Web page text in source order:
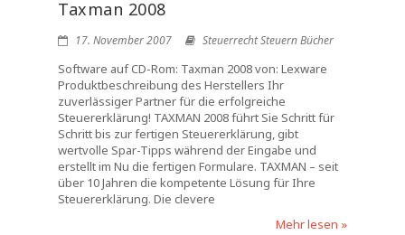
Taxman 2008
17. November 2007 Steuerrecht Steuern Bücher
Software auf CD-Rom: Taxman 2008 von: Lexware
Produktbeschreibung des Herstellers Ihr
zuverlässiger Partner für die erfolgreiche
Steuererklärung! TAXMAN 2008 führt Sie Schritt für
Schritt bis zur fertigen Steuererklärung, gibt
wertvolle Spar-Tipps während der Eingabe und
erstellt im Nu die fertigen Formulare. TAXMAN – seit
über 10 Jahren die kompetente Lösung für Ihre
Steuererklärung. Die clevere
Mehr lesen »